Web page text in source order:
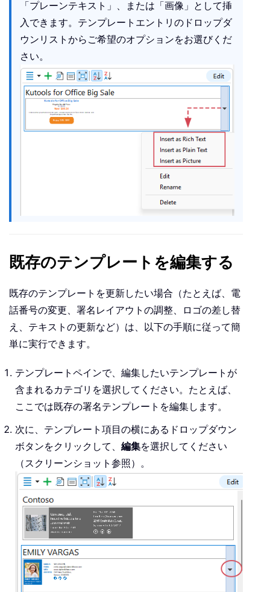
「プレーンテキスト」、または「画像」として挿
入できます。テンプレートエントリのドロップダ
ウンリストからご希望のオプションをお選びくだ
さい。
既存のテンプレートを編集する
既存のテンプレートを更新したい場合（たとえば、電
話番号の変更、署名レイアウトの調整、ロゴの差し替
え、テキストの更新など）は、以下の手順に従って簡
単に実行できます。
テンプレートペインで、編集したいテンプレートが
含まれるカテゴリを選択してください。たとえば、
ここでは既存の署名テンプレートを編集します。
次に、テンプレート項目の横にあるドロップダウン
ボタンをクリックして、 編集を選択してください
（スクリーンショット参照）。